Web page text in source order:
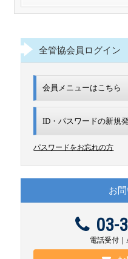
全管協会員ログイン
会員メニューはこちら
ID・パスワードの新規
パスワードをお忘れの方
お
03-
電話受付｜